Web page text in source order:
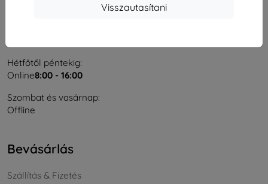
Visszautasítani
Hétfőtől péntekig:
Online8:00 - 16:00
Szombat és vasárnap:
Offline
Bevásárlás
Szállítás & Fizetés